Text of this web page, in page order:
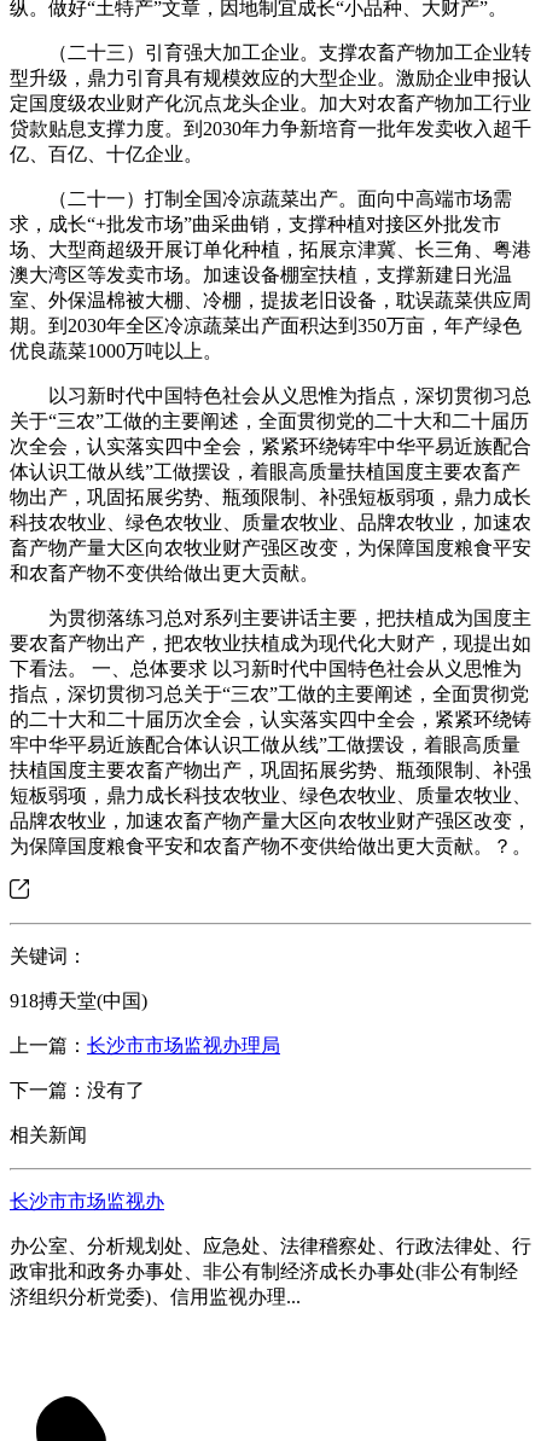
纵。做好“土特产”文章，因地制宜成长“小品种、大财产”。
（二十三）引育强大加工企业。支撑农畜产物加工企业转
型升级，鼎力引育具有规模效应的大型企业。激励企业申报认
定国度级农业财产化沉点龙头企业。加大对农畜产物加工行业
贷款贴息支撑力度。到2030年力争新培育一批年发卖收入超千
亿、百亿、十亿企业。
（二十一）打制全国冷凉蔬菜出产。面向中高端市场需
求，成长“+批发市场”曲采曲销，支撑种植对接区外批发市
场、大型商超级开展订单化种植，拓展京津冀、长三角、粤港
澳大湾区等发卖市场。加速设备棚室扶植，支撑新建日光温
室、外保温棉被大棚、冷棚，提拔老旧设备，耽误蔬菜供应周
期。到2030年全区冷凉蔬菜出产面积达到350万亩，年产绿色
优良蔬菜1000万吨以上。
以习新时代中国特色社会从义思惟为指点，深切贯彻习总
关于“三农”工做的主要阐述，全面贯彻党的二十大和二十届历
次全会，认实落实四中全会，紧紧环绕铸牢中华平易近族配合
体认识工做从线”工做摆设，着眼高质量扶植国度主要农畜产
物出产，巩固拓展劣势、瓶颈限制、补强短板弱项，鼎力成长
科技农牧业、绿色农牧业、质量农牧业、品牌农牧业，加速农
畜产物产量大区向农牧业财产强区改变，为保障国度粮食平安
和农畜产物不变供给做出更大贡献。
为贯彻落练习总对系列主要讲话主要，把扶植成为国度主
要农畜产物出产，把农牧业扶植成为现代化大财产，现提出如
下看法。 一、总体要求 以习新时代中国特色社会从义思惟为
指点，深切贯彻习总关于“三农”工做的主要阐述，全面贯彻党
的二十大和二十届历次全会，认实落实四中全会，紧紧环绕铸
牢中华平易近族配合体认识工做从线”工做摆设，着眼高质量
扶植国度主要农畜产物出产，巩固拓展劣势、瓶颈限制、补强
短板弱项，鼎力成长科技农牧业、绿色农牧业、质量农牧业、
品牌农牧业，加速农畜产物产量大区向农牧业财产强区改变，
为保障国度粮食平安和农畜产物不变供给做出更大贡献。？。
关键词：
918搏天堂(中国)
上一篇： 长沙市市场监视办理局
下一篇：没有了
相关新闻
长沙市市场监视办
办公室、分析规划处、应急处、法律稽察处、行政法律处、行
政审批和政务办事处、非公有制经济成长办事处(非公有制经
济组织分析党委)、信用监视办理...